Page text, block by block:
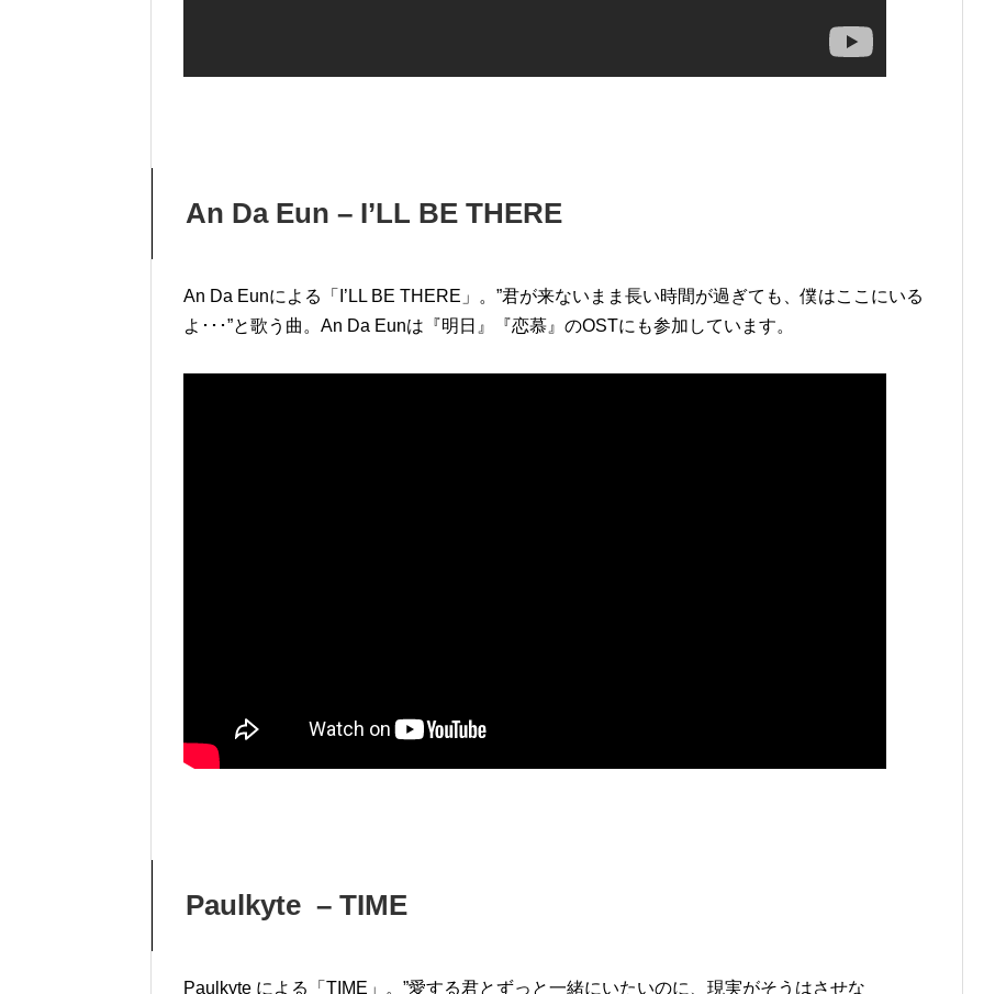
An Da Eun – I’LL BE THERE
An Da Eunによる「I’LL BE THERE」。”君が来ないまま長い時間が過ぎても、僕はここにいる
よ･･･”と歌う曲。An Da Eunは『明日』『恋慕』のOSTにも参加しています。
Paulkyte – TIME
Paulkyte による「TIME」。”愛する君とずっと一緒にいたいのに、現実がそうはさせな